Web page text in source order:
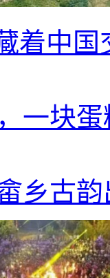
着中
一块
乡古